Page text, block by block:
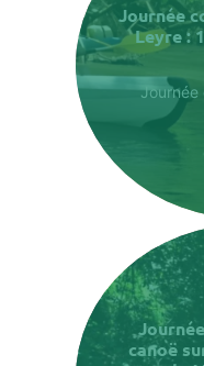
Journée
Leyre :
Journée
canoë